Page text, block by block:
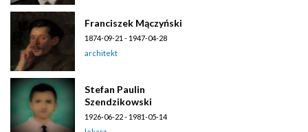
Franciszek Mączyński
1874-09-21 - 1947-04-28
architekt
Stefan Paulin
Szendzikowski
1926-06-22 - 1981-05-14